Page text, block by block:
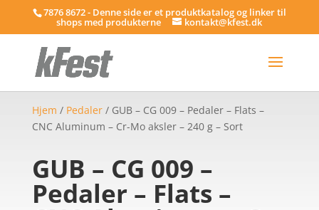
7876 8672 - Denne side er et produktkatalog og linker til
shops med produkterne kontakt@kfest.dk
Hjem / Pedaler/ GUB – CG 009 – Pedaler – Flats –
CNC Aluminum – Cr-Mo aksler – 240 g – Sort
GUB – CG 009 –
Pedaler – Flats –